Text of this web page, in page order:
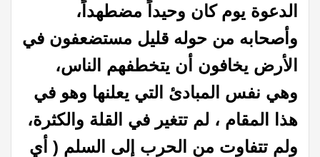
الدعوة يوم كان وحيداً مضطهداً،
وأصحابه من حوله قليل مستضعفون في
الأرض يخافون أن يتخطفهم الناس،
وهي نفس المبادئ التي يعلنها وهو في
هذا المقام ، لم تتغير في القلة والكثرة،
ولم تتفاوت من الحرب إلى السلم ( أي